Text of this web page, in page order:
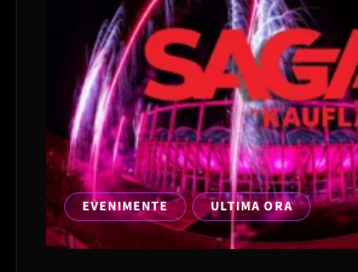
EVENIMENTE ULTIMA ORA